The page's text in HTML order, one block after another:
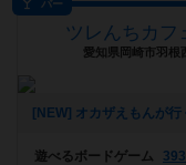
バー
ツレんちカ
愛知県岡崎市羽
遊べるボードゲーム